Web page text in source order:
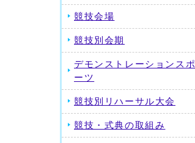
競技会場
競技別会期
デモンストレーションスポ
ーツ
競技別リハーサル大会
競技・式典の取組み